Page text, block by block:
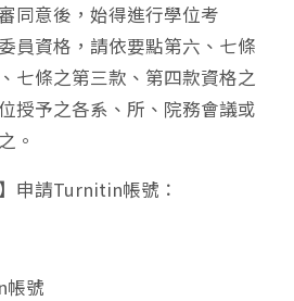
同意後，始得進行學位考
員資格，請依要點第六、七條
七條之第三款、第四款資格之
授予之各系、所、院務會議或
。
申請Turnitin帳號：
帳號